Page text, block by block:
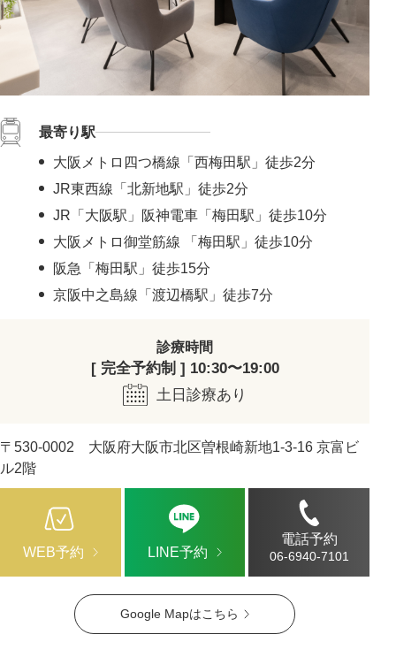
Google Mapはこちら
最寄り駅
大阪メトロ四つ橋線「西梅田駅」徒歩2分
JR東西線「北新地駅」徒歩2分
JR「大阪駅」阪神電車「梅田駅」徒歩10分
大阪メトロ御堂筋線 「梅田駅」徒歩10分
阪急「梅田駅」徒歩15分
京阪中之島線「渡辺橋駅」徒歩7分
診療時間
[ 完全予約制 ] 10:30〜19:00
土日診療あり
〒530-0002 大阪府大阪市北区曽根崎新地1-3-16 京富ビ
ル2階
WEB予約 LINE予約
電話予約
06-6940-7101